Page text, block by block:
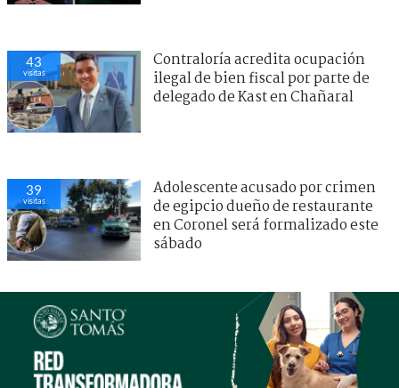
43
visitas
Contraloría acredita ocupación
ilegal de bien fiscal por parte de
delegado de Kast en Chañaral
39
visitas
Adolescente acusado por crimen
de egipcio dueño de restaurante
en Coronel será formalizado este
sábado